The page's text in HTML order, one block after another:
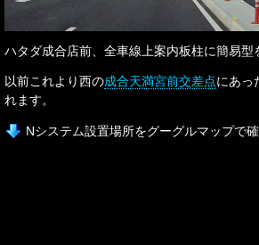
ハタダ成合店前、全車線上案内板柱に簡易型
以前これより西の成合天満宮前交差点にあっ
れます。
Nシステム設置場所をグーグルマップで